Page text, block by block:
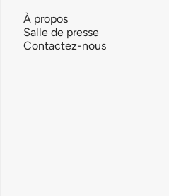
À propos
Salle de presse
Contactez-nous